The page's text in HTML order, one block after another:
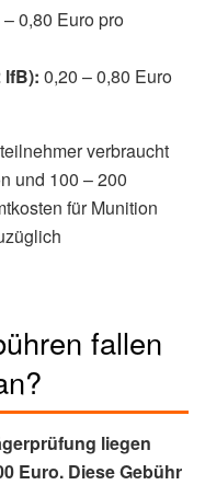
0,80 Euro pro
lfB): 0,20 – 0,80 Euro
verbraucht
und 100 – 200
für Munition
fallen
liegen
Euro. Diese Gebühr